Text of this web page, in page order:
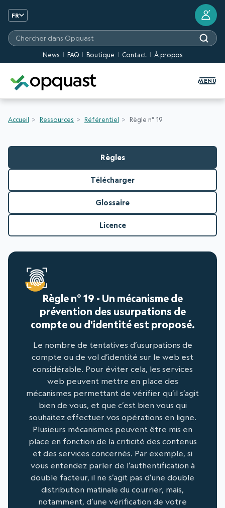
FR
News FAQ Boutique Contact À propos
Chercher dans Opquast
?
MENU
Accueil Ressources Référentiel Règle n° 19
Règles
Télécharger
Glossaire
Licence
Règle n° 19 - Un mécanisme de
prévention des usurpations de
compte ou d'identité est proposé.
Le nombre de tentatives d’usurpations de
compte ou de vol d’identité sur le web est
considérable. Pour éviter cela, les services
web peuvent mettre en place des
mécanismes permettant de vérifier qu’il s’agit
bien de vous, et que c’est bien vous qui
souhaitez effectuer vos opérations en ligne.
Plusieurs mécanismes peuvent être mis en
place en fonction de la criticité des contenus
et des services concernés. Par exemple, si
vous entendez parler de l’authentification à
double facteur, il ne s’agit pas d’une double
distribution matinale du courrier, mais,
notamment, d’une vérification de votre